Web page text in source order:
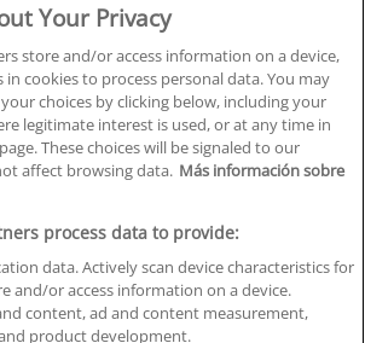
Formación
Centros
Orientación
Quiénes somos
Contacta
Aviso Legal
Política de Privacidad
Política de Cookies
Your Privacy
store and/or access information on a device,
in cookies to process personal data. You may
choices by clicking below, including your
legitimate interest is used, or at any time in
These choices will be signaled to our
affect browsing data. Más información sobre
process data to provide:
data. Actively scan device characteristics for
and/or access information on a device.
content, ad and content measurement,
product development.